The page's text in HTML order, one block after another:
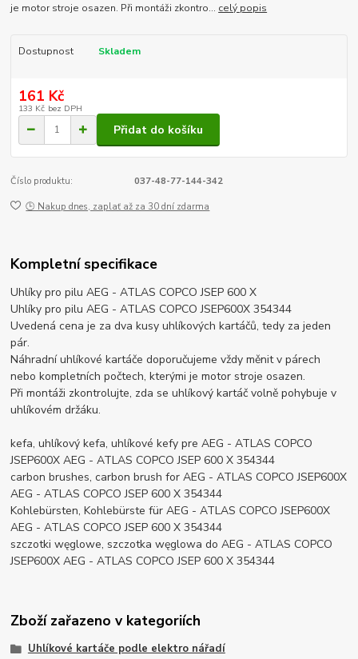
je motor stroje osazen. Při montáži zkontro... celý popis
Dostupnost Skladem
161 Kč
133 Kč bez DPH
Přidat do košíku
Číslo produktu: 037-48-77-144-342
🕒 Nakup dnes, zaplať až za 30 dní zdarma
Kompletní specifikace
Uhlíky pro pilu AEG - ATLAS COPCO JSEP 600 X
Uhlíky pro pilu AEG - ATLAS COPCO JSEP600X 354344
Uvedená cena je za dva kusy uhlíkových kartáčů, tedy za jeden
pár.
Náhradní uhlíkové kartáče doporučujeme vždy měnit v párech
nebo kompletních počtech, kterými je motor stroje osazen.
Při montáži zkontrolujte, zda se uhlíkový kartáč volně pohybuje v
uhlíkovém držáku.
kefa, uhlíkový kefa, uhlíkové kefy pre AEG - ATLAS COPCO
JSEP600X AEG - ATLAS COPCO JSEP 600 X 354344
carbon brushes, carbon brush for AEG - ATLAS COPCO JSEP600X
AEG - ATLAS COPCO JSEP 600 X 354344
Kohlebürsten, Kohlebürste für AEG - ATLAS COPCO JSEP600X
AEG - ATLAS COPCO JSEP 600 X 354344
szczotki węglowe, szczotka węglowa do AEG - ATLAS COPCO
JSEP600X AEG - ATLAS COPCO JSEP 600 X 354344
Zboží zařazeno v kategoriích
Uhlíkové kartáče podle elektro nářadí